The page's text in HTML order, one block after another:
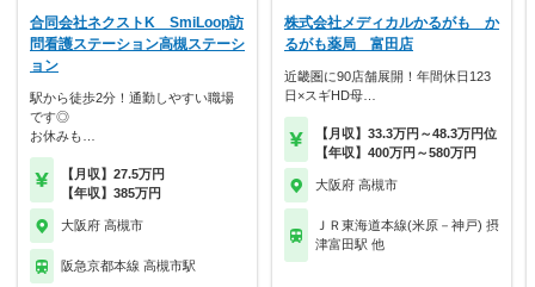
合同会社ネクストK SmiLoop訪
問看護ステーション高槻ステーシ
ョン
駅から徒歩2分！通勤しやすい職場
です◎
お休みも…
【月収】27.5万円
【年収】385万円
大阪府 高槻市
阪急京都本線 高槻市駅
株式会社メディカルかるがも か
るがも薬局 富田店
近畿圏に90店舗展開！年間休日123
日×スギHD母…
【月収】33.3万円～48.3万円位
【年収】400万円～580万円
大阪府 高槻市
ＪＲ東海道本線(米原－神戸) 摂
津富田駅 他